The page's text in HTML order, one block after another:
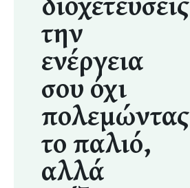
την
ενέργεια
σου όχι
πολεμώντας
το παλιό,
αλλά